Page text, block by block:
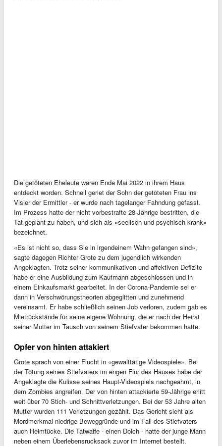
Die getöteten Eheleute waren Ende Mai 2022 in ihrem Haus
entdeckt worden. Schnell geriet der Sohn der getöteten Frau ins
Visier der Ermittler - er wurde nach tagelanger Fahndung gefasst.
Im Prozess hatte der nicht vorbestrafte 28-Jährige bestritten, die
Tat geplant zu haben, und sich als «seelisch und psychisch krank»
bezeichnet.
«Es ist nicht so, dass Sie in irgendeinem Wahn gefangen sind»,
sagte dagegen Richter Grote zu dem jugendlich wirkenden
Angeklagten. Trotz seiner kommunikativen und affektiven Defizite
habe er eine Ausbildung zum Kaufmann abgeschlossen und in
einem Einkaufsmarkt gearbeitet. In der Corona-Pandemie sei er
dann in Verschwörungstheorien abgeglitten und zunehmend
vereinsamt. Er habe schließlich seinen Job verloren, zudem gab es
Mietrückstände für seine eigene Wohnung, die er nach der Heirat
seiner Mutter im Tausch von seinem Stiefvater bekommen hatte.
Opfer von hinten attakiert
Grote sprach von einer Flucht in «gewalttätige Videospiele». Bei
der Tötung seines Stiefvaters im engen Flur des Hauses habe der
Angeklagte die Kulisse seines Haupt-Videospiels nachgeahmt, in
dem Zombies angreifen. Der von hinten attackierte 59-Jährige erlitt
weit über 70 Stich- und Schnittverletzungen. Bei der 53 Jahre alten
Mutter wurden 111 Verletzungen gezählt. Das Gericht sieht als
Mordmerkmal niedrige Beweggründe und im Fall des Stiefvaters
auch Heimtücke. Die Tatwaffe - einen Dolch - hatte der junge Mann
neben einem Überlebensrucksack zuvor im Internet bestellt.